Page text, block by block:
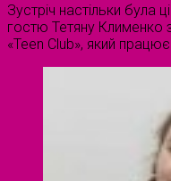
Зустріч настільки
гостю Тетяну Клименко
«Teen Club», який працює